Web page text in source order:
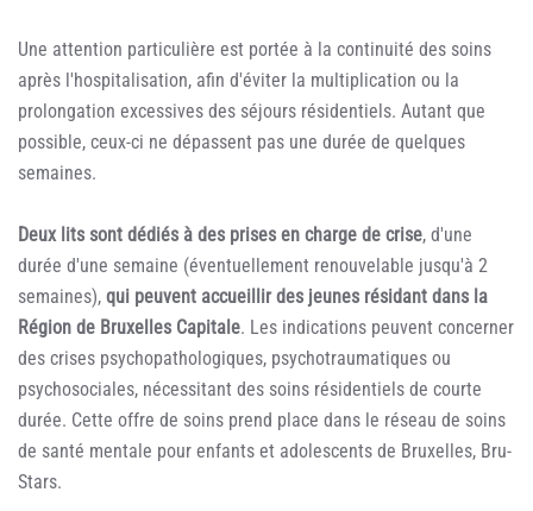
Une attention particulière est portée à la continuité des soins
après l'hospitalisation, afin d'éviter la multiplication ou la
prolongation excessives des séjours résidentiels. Autant que
possible, ceux-ci ne dépassent pas une durée de quelques
semaines.
Deux lits sont dédiés à des prises en charge de crise, d'une
durée d'une semaine (éventuellement renouvelable jusqu'à 2
semaines), qui peuvent accueillir des jeunes résidant dans la
Région de Bruxelles Capitale. Les indications peuvent concerner
des crises psychopathologiques, psychotraumatiques ou
psychosociales, nécessitant des soins résidentiels de courte
durée. Cette offre de soins prend place dans le réseau de soins
de santé mentale pour enfants et adolescents de Bruxelles, Bru-
Stars.